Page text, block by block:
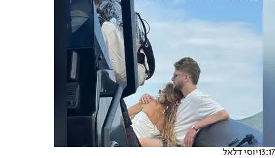
13:17יוסי דלאל